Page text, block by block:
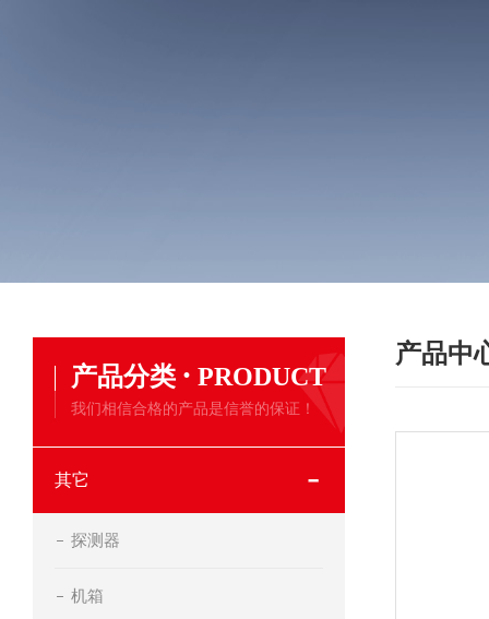
产品分类 · PRODUCT
我们相信合格的产品是信誉的保证！
其它
探测器
机箱
产品中